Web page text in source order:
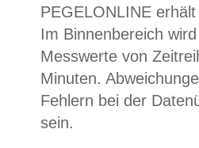
PEGELONLINE
Im Binnenbereich
Messwerte von
Minuten.
Fehlern bei der
sein.